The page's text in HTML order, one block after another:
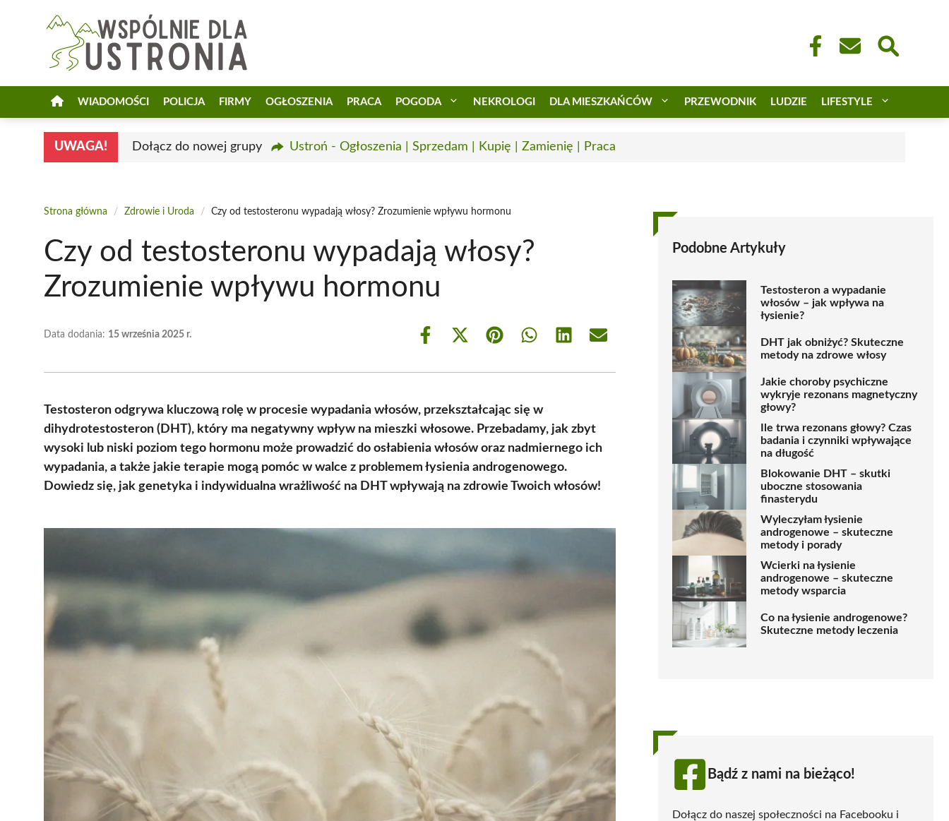
WIADOMOŚCI POLICJA FIRMY OGŁOSZENIA PRACA POGODA NEKROLOGI DLA MIESZKAŃCÓW PRZEWODNIK LUDZIE LIFESTYLE
UWAGA! Dołącz do nowej grupy Ustroń - Ogłoszenia | Sprzedam | Kupię | Zamienię | Praca
Strona główna / Zdrowie i Uroda / Czy od testosteronu wypadają włosy? Zrozumienie wpływu hormonu
Czy od testosteronu wypadają włosy?
Zrozumienie wpływu hormonu
Data dodania: 15 września 2025 r.
Share
Share
(Twitter)
Share Share Share Share
Testosteron odgrywa kluczową rolę w procesie wypadania włosów, przekształcając się w
dihydrotestosteron (DHT), który ma negatywny wpływ na mieszki włosowe. Przebadamy, jak zbyt
wysoki lub niski poziom tego hormonu może prowadzić do osłabienia włosów oraz nadmiernego ich
wypadania, a także jakie terapie mogą pomóc w walce z problemem łysienia androgenowego.
Dowiedz się, jak genetyka i indywidualna wrażliwość na DHT wpływają na zdrowie Twoich włosów!
Podobne Artykuły
Testosteron a wypadanie
włosów – jak wpływa na
łysienie?
DHT jak obniżyć? Skuteczne
metody na zdrowe włosy
Jakie choroby psychiczne
wykryje rezonans magnetyczny
głowy?
Ile trwa rezonans głowy? Czas
badania i czynniki wpływające
na długość
Blokowanie DHT – skutki
uboczne stosowania
finasterydu
Wyleczyłam łysienie
androgenowe – skuteczne
metody i porady
Wcierki na łysienie
androgenowe – skuteczne
metody wsparcia
Co na łysienie androgenowe?
Skuteczne metody leczenia
Bądź z nami na bieżąco!
Dołącz do naszej społeczności na Facebooku i